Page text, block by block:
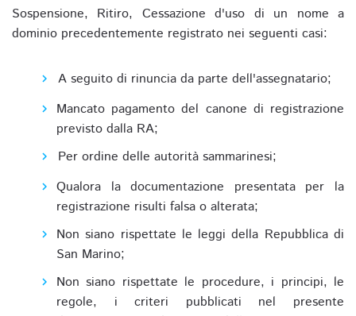
Sospensione, Ritiro, Cessazione d'uso di un nome a
dominio precedentemente registrato nei seguenti casi:
A seguito di rinuncia da parte dell'assegnatario;
Mancato pagamento del canone di registrazione
previsto dalla RA;
Per ordine delle autorità sammarinesi;
Qualora la documentazione presentata per la
registrazione risulti falsa o alterata;
Non siano rispettate le leggi della Repubblica di
San Marino;
Non siano rispettate le procedure, i principi, le
regole, i criteri pubblicati nel presente